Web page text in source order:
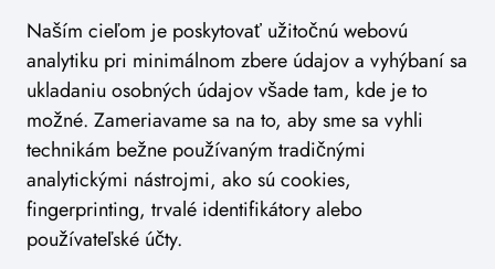
Naším cieľom je poskytovať užitočnú webovú
analytiku pri minimálnom zbere údajov a vyhýbaní sa
ukladaniu osobných údajov všade tam, kde je to
možné. Zameriavame sa na to, aby sme sa vyhli
technikám bežne používaným tradičnými
analytickými nástrojmi, ako sú cookies,
fingerprinting, trvalé identifikátory alebo
používateľské účty.